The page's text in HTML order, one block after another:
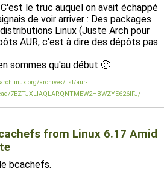
le truc auquel on avait échappé
de voir arriver : Des packages
Linux (Juste Arch pour
AUR, c'est à dire des dépôts pas
sommes qu'au début 🙁
archives/list/aur-
7EZTJXLIAQLARQNTMEW2HBWZYE626IFJ/
from Linux 6.17 Amid
bcachefs.